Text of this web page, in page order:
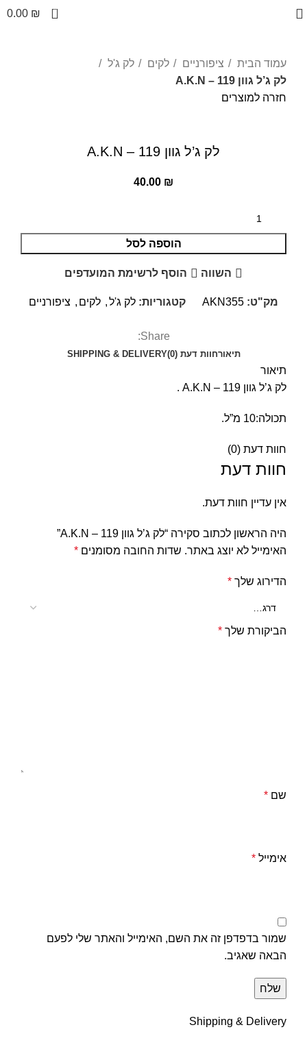
0
0.00 ₪
עמוד הבית ציפורניים לקים
לק ג'ל
לק ג’ל גוון A.K.N – 119
חזרה למוצרים
לק ג’ל גוון A.K.N – 119
40.00 ₪
הוספה לסל
השווה הוסף לרשימת המועדפים
מק"ט: AKN355 קטגוריות: לק ג'ל, לקים , ציפורניים
Share:
תיאורחוות דעת (0) SHIPPING & DELIVERY
תיאור
לק ג’ל גוון A.K.N – 119 .
תכולה:10 מ”ל.
חוות דעת (0)
חוות דעת
אין עדיין חוות דעת.
היה הראשון לכתוב סקירה “לק ג’ל גוון A.K.N – 119”
האימייל לא יוצג באתר. שדות החובה מסומנים *
הדירוג שלך *
הביקורת שלך *
שם *
אימייל *
שמור בדפדפן זה את השם, האימייל והאתר שלי לפעם
הבאה שאגיב.
Shipping & Delivery